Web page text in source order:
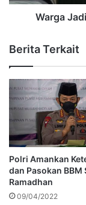
Warga
Berita Terkait
Polri Amankan
dan Pasokan BBM
Ramadhan
09/04/2022